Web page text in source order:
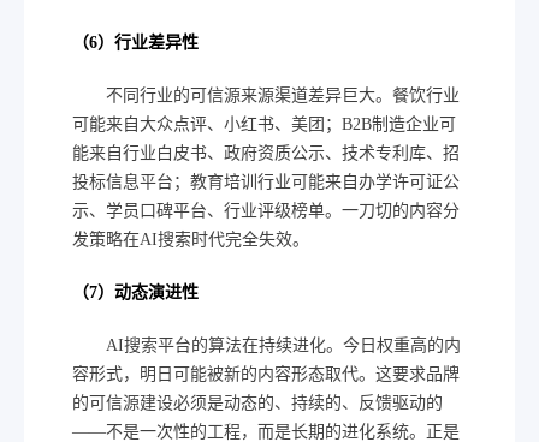
（6）行业差异性
不同行业的可信源来源渠道差异巨大。餐饮行业
可能来自大众点评、小红书、美团；B2B制造企业可
能来自行业白皮书、政府资质公示、技术专利库、招
投标信息平台；教育培训行业可能来自办学许可证公
示、学员口碑平台、行业评级榜单。一刀切的内容分
发策略在AI搜索时代完全失效。
（7）动态演进性
AI搜索平台的算法在持续进化。今日权重高的内
容形式，明日可能被新的内容形态取代。这要求品牌
的可信源建设必须是动态的、持续的、反馈驱动的
——不是一次性的工程，而是长期的进化系统。正是